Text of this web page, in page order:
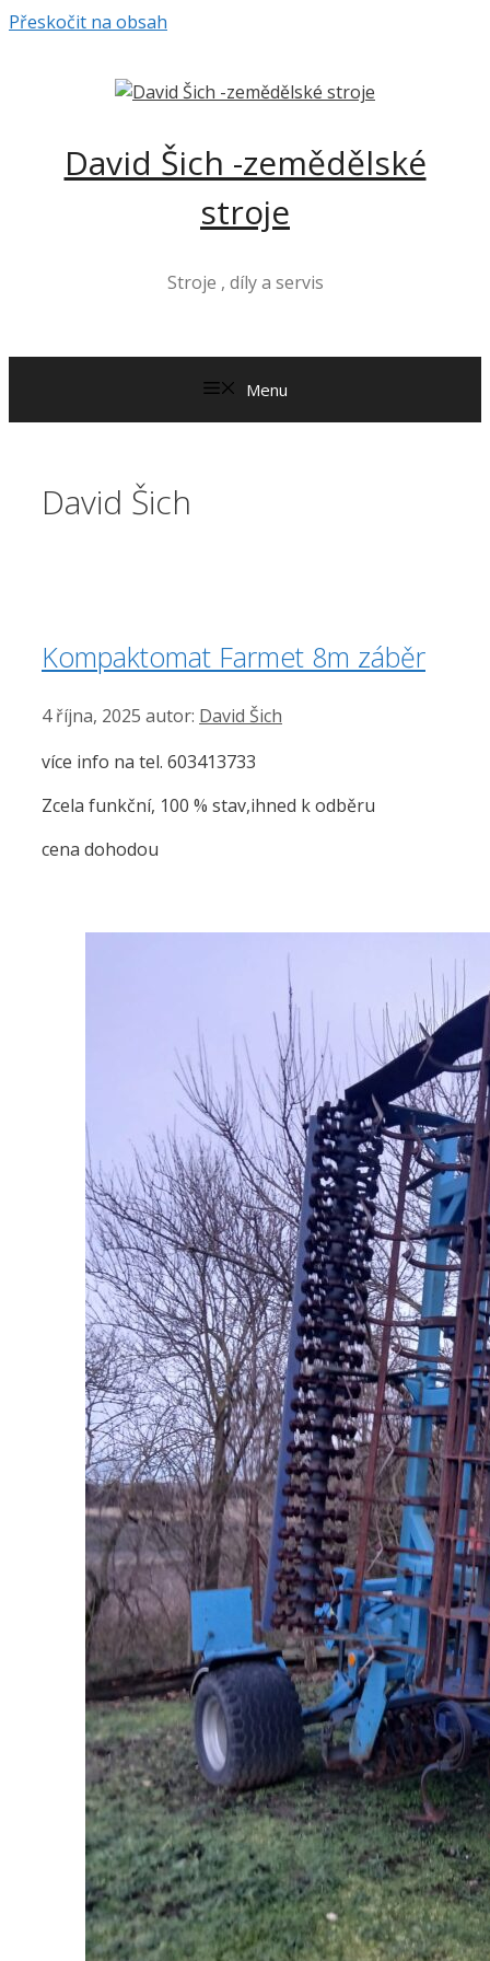
Přeskočit na obsah
David Šich -zemědělské
stroje
Stroje , díly a servis
Menu
David Šich
Kompaktomat Farmet 8m záběr
4 října, 2025 autor: David Šich
více info na tel. 603413733
Zcela funkční, 100 % stav,ihned k odběru
cena dohodou